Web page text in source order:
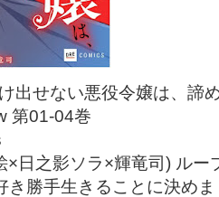
出せない悪役令嬢は、諦
第01-04巻
×日之影ソラ×輝竜司) ルー
き勝手生きることに決め